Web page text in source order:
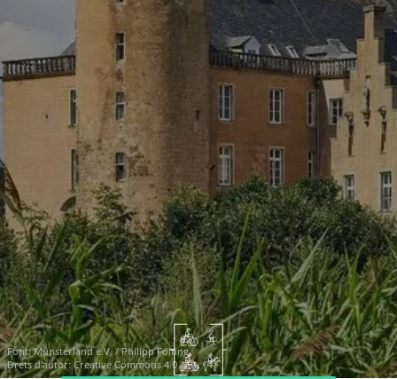
Font:Münsterland e.V. / Philipp Fölting
Drets d'autor: Creative Commons 4.0